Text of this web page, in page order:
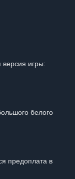
версия игры:
белого
предоплата в